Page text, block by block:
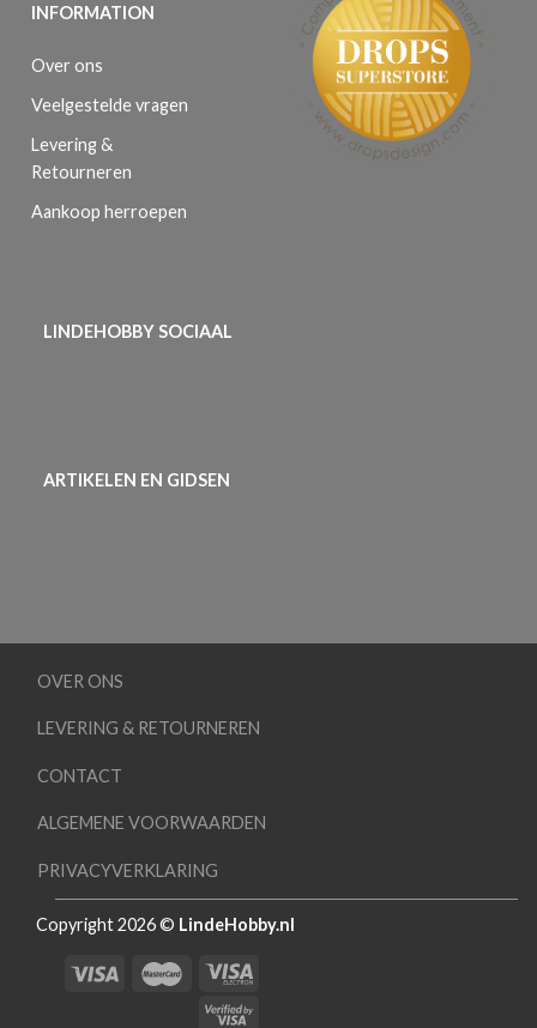
INFORMATION
Over ons
Veelgestelde vragen
Levering &
Retourneren
Aankoop herroepen
LINDEHOBBY SOCIAAL
ARTIKELEN EN GIDSEN
OVER ONS
LEVERING & RETOURNEREN
CONTACT
ALGEMENE VOORWAARDEN
PRIVACYVERKLARING
Copyright 2026 © LindeHobby.nl